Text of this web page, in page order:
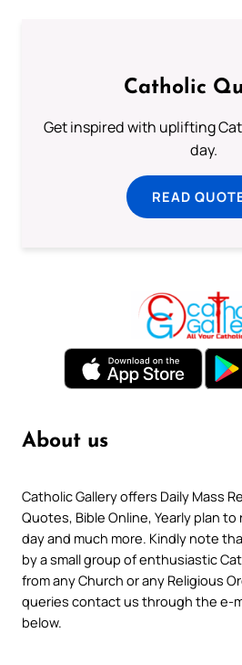
Catholic
Get inspired with uplifting
day.
READ
About us
Catholic Gallery offers Daily Mass
Quotes, Bible Online, Yearly plan
day and much more. Kindly note
by a small group of enthusiastic
from any Church or any Religious
queries contact us through the e-
below.